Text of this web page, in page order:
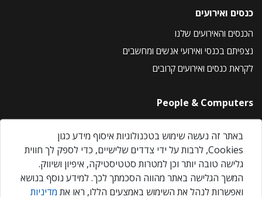
כנסים ואירועים
הכנסים והאירועים שלנו
נצפיתם בכנסי ואירועי אנשים ומחשבים
לקראת כנסים ואירועים קרובים
People & Computers
About Us
Privacy Policy
Contact Us
Our Events
באתר זה נעשה שימוש בטכנולוגיות איסוף מידע כגון
Cookies, לרבות על ידי צדדים שלישיים, כדי לספק לך חווית
גלישה טובה יותר וכן למטרות סטטיסטיקה, איפיון ושיווק.
המשך הגלישה באתר מהווה הסכמתך לכך. למידע נוסף בנושא
ואפשרות לנהל את השימוש באמצעים הללו, ראו את מדיניות